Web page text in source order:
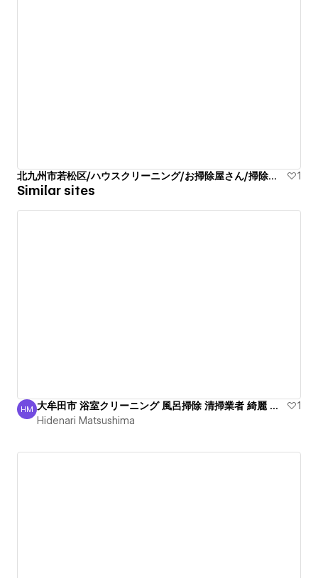
北九州市若松区/ハウスクリーニング/お掃除屋さん/掃除代行業者 1
Similar sites
Hidenari Matsushima
HM 大牟田市 浴室クリーニング 風呂掃除 清掃業者 綺麗 丁寧
1
Hidenari Matsushima